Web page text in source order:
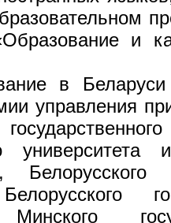
и
в
управления